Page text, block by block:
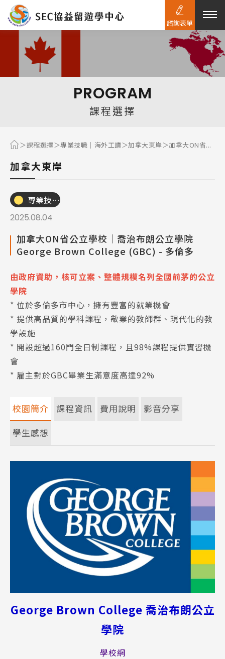
熱門搜尋：
PROGRAM
課程選擇
課程選擇 專業技職｜海外工讀 加拿大東岸 加拿大ON省...
加拿大東岸
專業技職｜海外工讀
2025.08.04
加拿大ON省公立學校｜喬治布朗公立學院
George Brown College (GBC) - 多倫多
由政府資助，核可立案、整體規模名列全國前茅的公立
學院
* 位於多倫多市中心，擁有豐富的就業機會
* 提供高品質的學科課程，敬業的教師群、現代化的教
學設施
* 開設超過160門全日制課程，且98%課程提供實習機
會
* 雇主對於GBC畢業生滿意度高達92%
校園簡介
George Brown College 喬治布朗公立
學院
學校網
課程資訊 費用說明
影音分享
學生感想
諮詢表單